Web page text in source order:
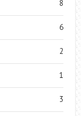
8
6
2
1
3